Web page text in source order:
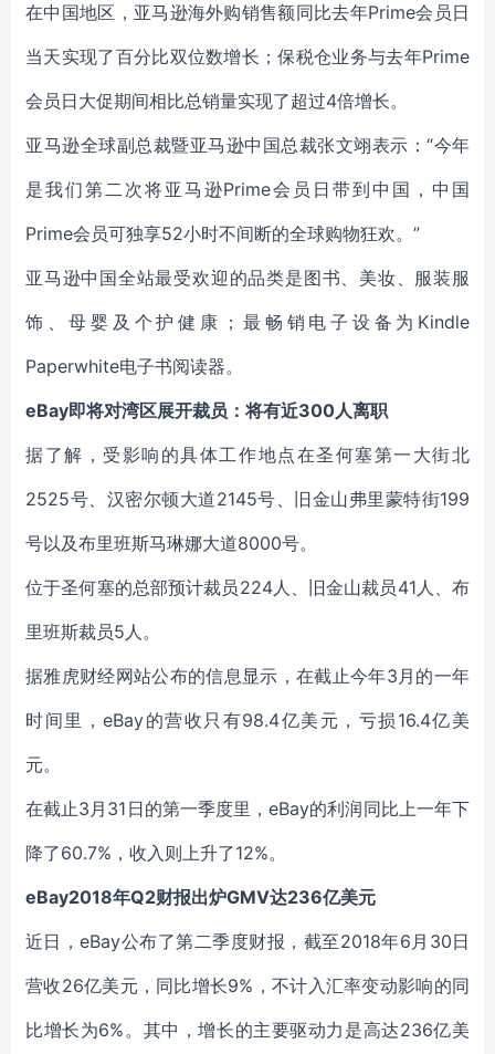
在中国地区，亚马逊海外购销售额同比去年Prime会员日
当天实现了百分比双位数增长；保税仓业务与去年Prime
会员日大促期间相比总销量实现了超过4倍增长。
亚马逊全球副总裁暨亚马逊中国总裁张文翊表示：“今年
是我们第二次将亚马逊Prime会员日带到中国，中国
Prime会员可独享52小时不间断的全球购物狂欢。”
亚马逊中国全站最受欢迎的品类是图书、美妆、服装服
饰、母婴及个护健康；最畅销电子设备为Kindle
Paperwhite电子书阅读器。
eBay即将对湾区展开裁员：将有近300人离职
据了解，受影响的具体工作地点在圣何塞第一大街北
2525号、汉密尔顿大道2145号、旧金山弗里蒙特街199
号以及布里班斯马琳娜大道8000号。
位于圣何塞的总部预计裁员224人、旧金山裁员41人、布
里班斯裁员5人。
据雅虎财经网站公布的信息显示，在截止今年3月的一年
时间里，eBay的营收只有98.4亿美元，亏损16.4亿美
元。
在截止3月31日的第一季度里，eBay的利润同比上一年下
降了60.7%，收入则上升了12%。
eBay2018年Q2财报出炉GMV达236亿美元
近日，eBay公布了第二季度财报，截至2018年6月30日
营收26亿美元，同比增长9%，不计入汇率变动影响的同
比增长为6%。其中，增长的主要驱动力是高达236亿美